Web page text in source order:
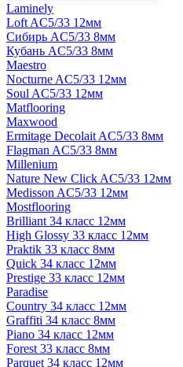
Laminely
Loft AC5/33 12мм
Сибирь AC5/33 8мм
Кубань AC5/33 8мм
Maestro
Nocturne AC5/33 12мм
Soul AC5/33 12мм
Matflooring
Maxwood
Ermitage Decolait AC5/33 8мм
Flagman AC5/33 8мм
Millenium
Nature New Click AC5/33 12мм
Medisson AC5/33 12мм
Mostflooring
Brilliant 34 класс 12мм
High Glossy 33 класс 12мм
Praktik 33 класс 8мм
Quick 34 класс 12мм
Prestige 33 класс 12мм
Paradise
Country 34 класс 12мм
Graffiti 34 класс 8мм
Piano 34 класс 12мм
Forest 33 класс 8мм
Parquet 34 класс 12мм